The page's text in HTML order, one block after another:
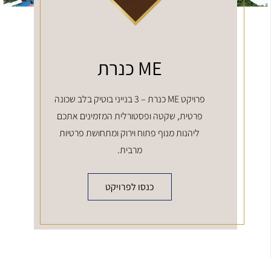
ME כנרת
פרויקט ME כנרת – 3 בנייני בוטיק בלב שכונה
פרטית, שקטה ופסטורלית המזמינים אתכם
ליהנות מנוף פתוח וירוק ומתחושת פרטיות
מרבית.
כנסו לפרויקט